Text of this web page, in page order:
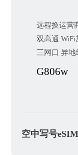
远程换运营
双高通 WiFi
三网口 异地
G806w
空中写号